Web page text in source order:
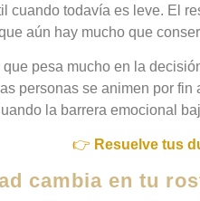
cuando todavía es leve. El
aún hay mucho que
pesa mucho en la
personas se animen por
la barrera emocional
👉 Resuelve tus
cambia en tu